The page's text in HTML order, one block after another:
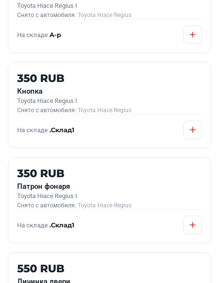
Toyota Hiace Regius I
Снято с автомобиля: Toyota Hiace Regius
На складе А-р
Б/У В НАЛИЧИИ
350 RUB
Кнопка
Toyota Hiace Regius I
Снято с автомобиля: Toyota Hiace Regius
На складе .Склад1
Б/У В НАЛИЧИИ
350 RUB
Патрон фонаря
Toyota Hiace Regius I
Снято с автомобиля: Toyota Hiace Regius
На складе .Склад1
Б/У В НАЛИЧИИ
550 RUB